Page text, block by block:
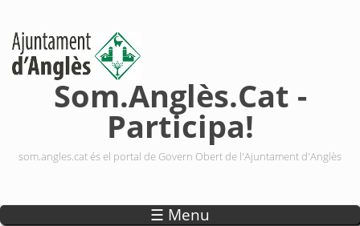
Som.Anglès.Cat -
Participa!
som.angles.cat és el portal de Govern Obert de l'Ajuntament d'Anglès
☰ Menu